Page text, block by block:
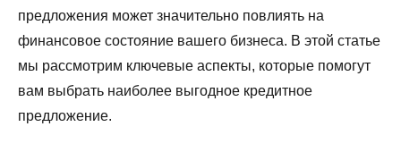
предложения может значительно повлиять на
финансовое состояние вашего бизнеса. В этой статье
мы рассмотрим ключевые аспекты, которые помогут
вам выбрать наиболее выгодное кредитное
предложение.